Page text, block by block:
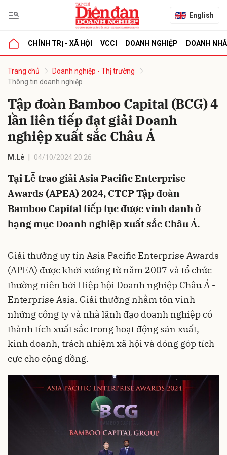
English
CHÍNH TRỊ - XÃ HỘI VCCI DOANH NGHIỆP DOANH
Trang chủ
Doanh nghiệp - Thị trường
Thông tin doanh nghiệp
Tập đoàn Bamboo Capital (BCG) 4
lần liên tiếp đạt giải Doanh
nghiệp xuất sắc Châu Á
M.Lê 04/10/2024 20:26
Tại Lễ trao giải Asia Pacific Enterprise
Awards (APEA) 2024, CTCP Tập đoàn
Bamboo Capital tiếp tục được vinh danh ở
hạng mục Doanh nghiệp xuất sắc Châu Á.
Giải thưởng uy tín Asia Pacific Enterprise Awards
(APEA) được khởi xướng từ năm 2007 và tổ chức
thường niên bởi Hiệp hội Doanh nghiệp Châu Á -
Enterprise Asia. Giải thưởng nhằm tôn vinh
những công ty và nhà lãnh đạo doanh nghiệp có
thành tích xuất sắc trong hoạt động sản xuất,
kinh doanh, trách nhiệm xã hội và đóng góp tích
cực cho cộng đồng.
luận